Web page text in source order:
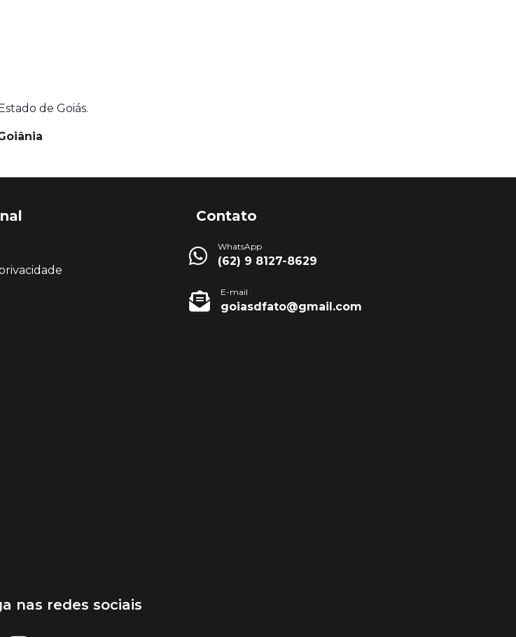
de Goiás.
Contato
WhatsApp
(62) 9 8127-8629
E-mail
goiasdfato@gmail.com
nas redes sociais